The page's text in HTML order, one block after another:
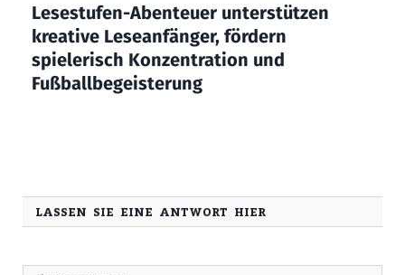
Lesestufen-Abenteuer unterstützen
kreative Leseanfänger, fördern
spielerisch Konzentration und
Fußballbegeisterung
LASSEN SIE EINE ANTWORT HIER